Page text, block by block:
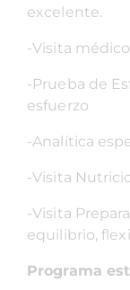
excelente.
-Visita
-Prueba de
esfuerzo
-Analítica
-Visita
-Visita
equilibrio,
Programa